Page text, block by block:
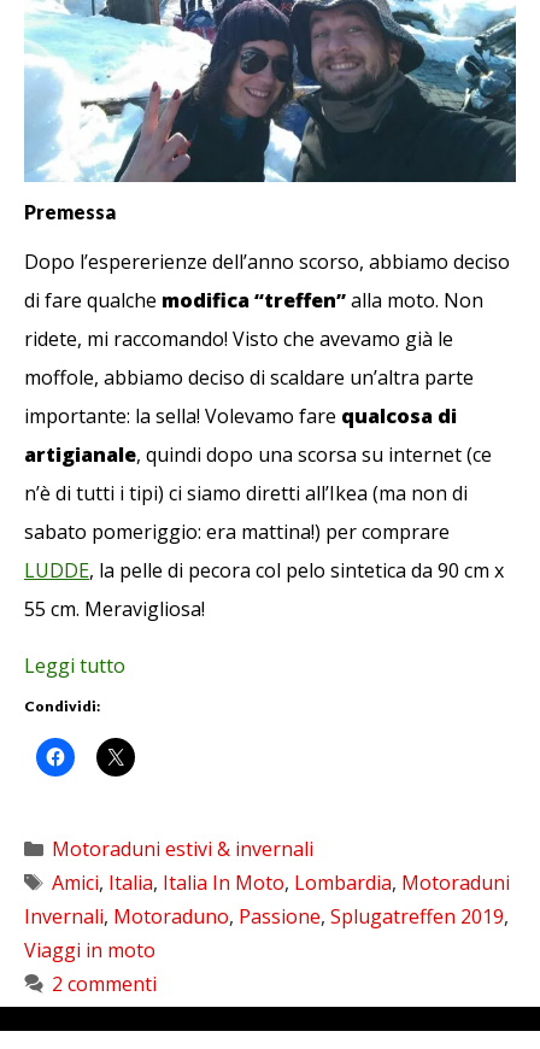
Premessa
Dopo l’espererienze dell’anno scorso, abbiamo deciso
di fare qualche modifica “treffen”alla moto. Non
ridete, mi raccomando! Visto che avevamo già le
moffole, abbiamo deciso di scaldare un’altra parte
importante: la sella! Volevamo fare qualcosa di
artigianale, quindi dopo una scorsa su internet (ce
n’è di tutti i tipi) ci siamo diretti all’Ikea (ma non di
sabato pomeriggio: era mattina!) per comprare
LUDDE, la pelle di pecora col pelo sintetica da 90 cm x
55 cm. Meravigliosa!
Leggi tutto
Condividi:
Categorie
Motoraduni estivi & invernali
Tag
Amici, Italia, Italia In Moto, Lombardia, Motoraduni
Invernali, Motoraduno, Passione, Splugatreffen 2019,
Viaggi in moto
2 commenti